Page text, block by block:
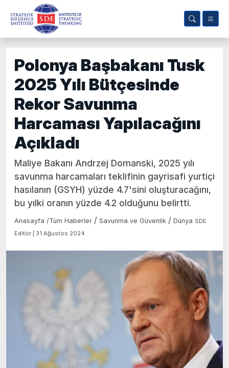
Polonya Başbakanı Tusk
2025 Yılı Bütçesinde
Rekor Savunma
Harcaması Yapılacağını
Açıkladı
Maliye Bakanı Andrzej Domanski, 2025 yılı
savunma harcamaları teklifinin gayrisafi yurtiçi
hasılanın (GSYH) yüzde 4.7'sini oluşturacağını,
bu yılki oranın yüzde 4.2 olduğunu belirtti.
Anasayfa /Tüm Haberler / Savunma ve Güvenlik / Dünya SDE
Editör | 31 Ağustos 2024